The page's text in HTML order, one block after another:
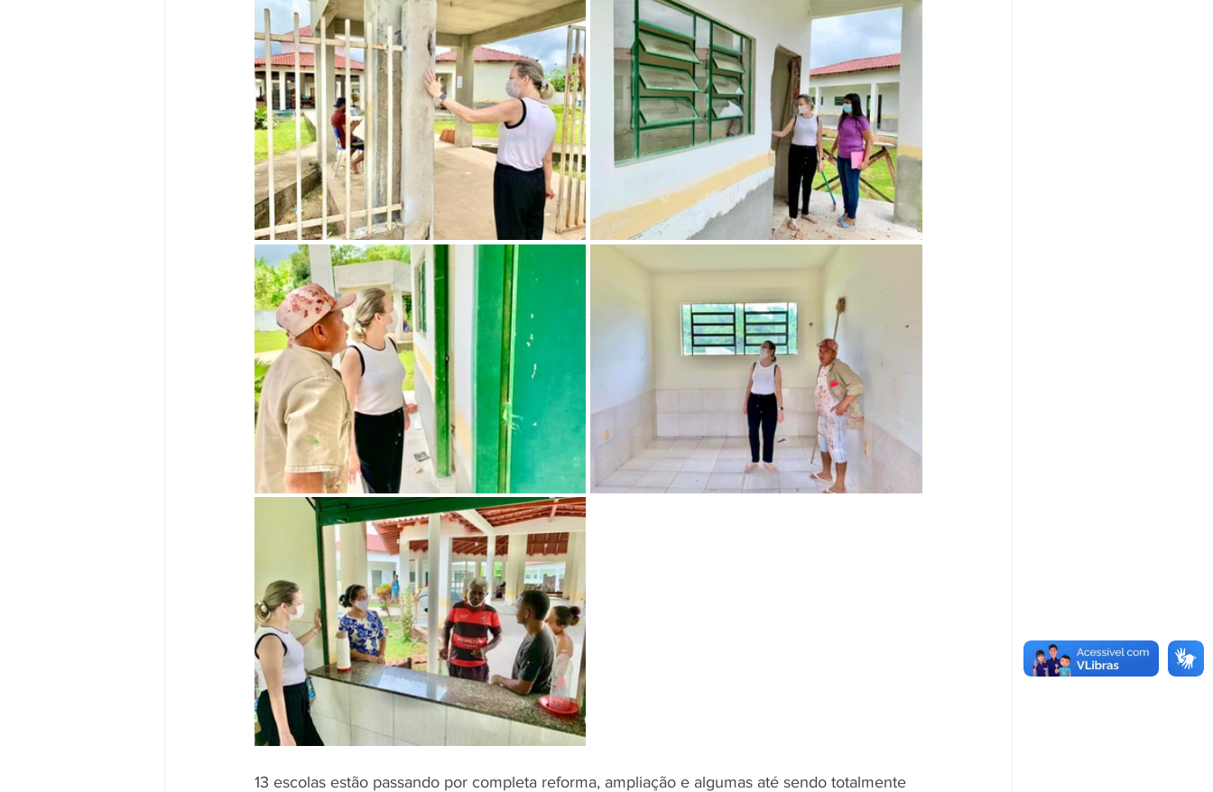
13 escolas estão passando por completa reforma, ampliação e algumas até sendo totalmente